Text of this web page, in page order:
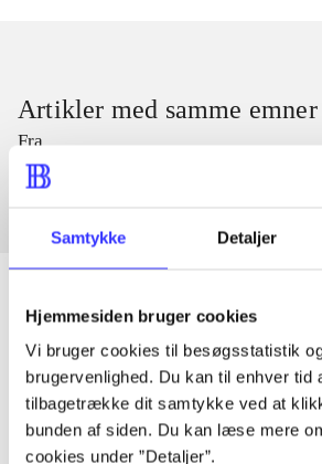
Samtykke Detaljer
Hjemmesiden bruger cookies
Vi bruger cookies til besøgsstatistik
brugervenlighed. Du kan til enhver tid
tilbagetrække dit samtykke ved at
bunden af siden. Du kan læse mere
cookies under ”Detaljer”.
Artikler med samme emner
Fra
Artikler
Alle registrerede artikler fordelt på
...